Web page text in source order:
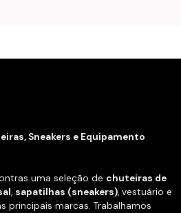
Sneakers e Equipamento
uma seleção de chuteiras de
, sapatilhas (sneakers), vestuário e
principais marcas. Trabalhamos